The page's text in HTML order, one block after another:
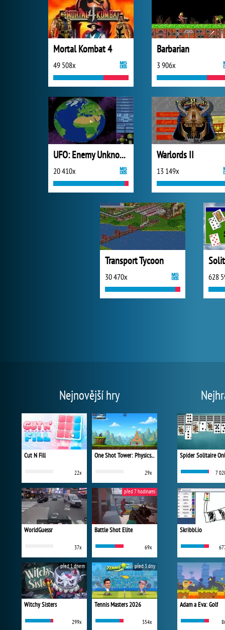
Mortal Kombat 4
49 508x
Barbarian
3 906x
UFO: Enemy Unknown
20 410x
Warlords II
13 149x
Transport Tycoon
30 470x 628
Nejnovější hry
Cut N Fill
22x
One Shot Tower: Physics Destroyer
29x
WorldGuessr
37x
Battle Shot Elite
69x
před 7 hodinami
Witchy Sisters
299x
před 1 dnem
Tennis Masters 2026
354x
před 3 dny
Spider Solitaire
7
Skribbl.io
Adam a Eva: Golf